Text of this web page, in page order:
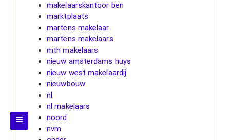
makelaarskantoor ben
marktplaats
martens makelaar
martens makelaars
mth makelaars
nieuw amsterdams huys
nieuw west makelaardij
nieuwbouw
nl
nl makelaars
noord
nvm